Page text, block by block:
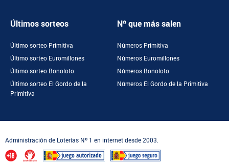
Últimos sorteos
Último sorteo Primitiva
Último sorteo Euromillones
Último sorteo Bonoloto
Último sorteo El Gordo de la
Primitiva
Nº que más salen
Números Primitiva
Números Euromillones
Números Bonoloto
Números El Gordo de la Primitiva
Administración de Loterías Nº 1 en internet desde 2003.